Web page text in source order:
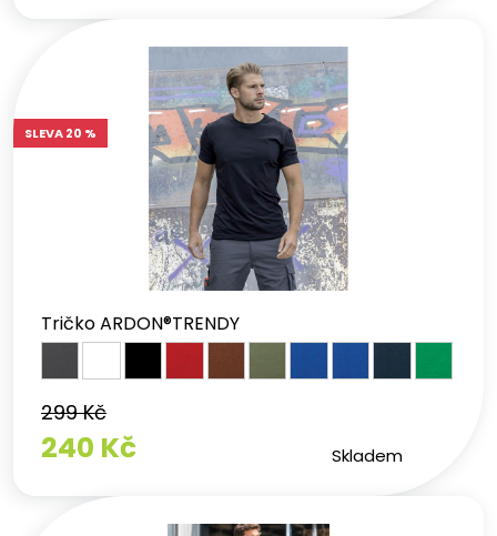
Tričko ARDON®TRENDY
299 Kč
240 Kč Skladem
SLEVA 20 %